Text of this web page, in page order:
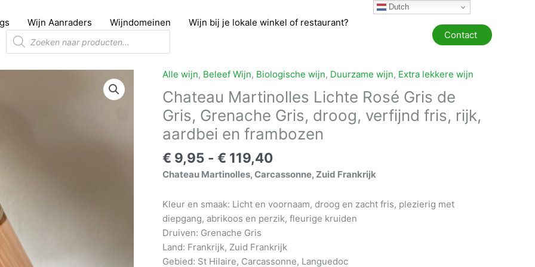
Wijn Aanraders Wijndomeinen
Wijn bij je lokale winkel of restaurant?
Producten
zoeken
Contact
Alle wijn, Beleef Wijn, Biologische wijn, Duurzame wijn, Extra lekkere wijn
Chateau Martinolles Lichte Rosé Gris de
Gris, Grenache Gris, droog, verfijnd fris, rijk,
aardbei en frambozen
€ 9,95 - € 119,40Prijsklasse:
€ 9,95
€ 119,40
Chateau Martinolles, Carcassonne, Zuid Frankrijk
Kleur en smaak: Licht en voornaam, droog en zacht fris, plezierig met
diepgang, abrikoos en perzik, fleurige kruiden
Druiven: Grenache Gris
Land: Frankrijk, Zuid Frankrijk
Gebied: St Hilaire, Carcassonne, Languedoc
Dutch